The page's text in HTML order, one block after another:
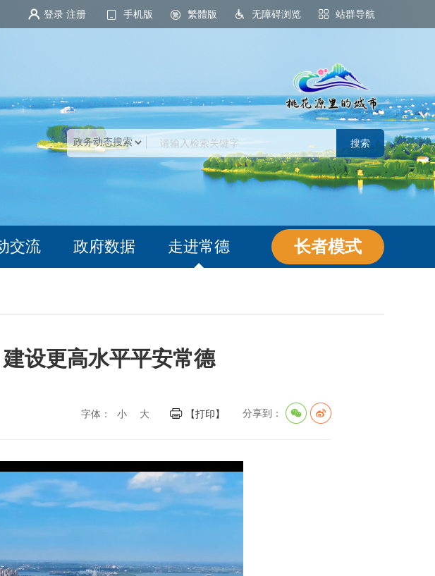
登录 注册 手机版 繁體版 无障碍浏览 站群导航
桃花源里的城市
交流 政府数据 走进常德 长者模式
设更高水平平安常德
分享到：
【打印】
字体： 小 大